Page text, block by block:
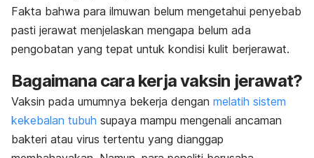
Fakta bahwa para ilmuwan belum mengetahui penyebab
pasti jerawat menjelaskan mengapa belum ada
pengobatan yang tepat untuk kondisi kulit berjerawat.
Bagaimana cara kerja vaksin jerawat?
Vaksin pada umumnya bekerja dengan melatih sistem
kekebalan tubuh supaya mampu mengenali ancaman
bakteri atau virus tertentu yang dianggap